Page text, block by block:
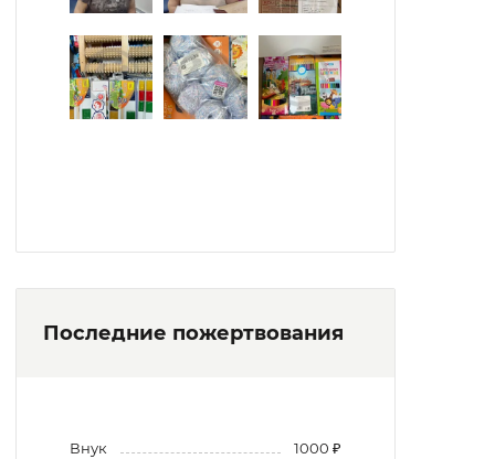
Последние пожертвования
Внук
1000 ₽